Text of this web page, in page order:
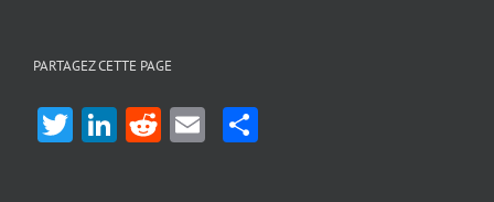
PARTAGEZ CETTE PAGE
Twitter
LinkedIn
Reddit
Email